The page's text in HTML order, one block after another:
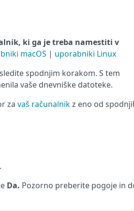
ki ga je treba namestiti v
macOS | uporabniki Linux
spodnjim korakom. S tem
vaše dnevniške datoteke.
za vaš računalnikz eno od
Da. Pozorno preberite pogoje in